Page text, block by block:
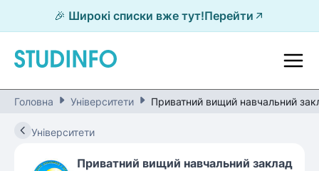
🎉 Широкі списки вже тут!Перейти
Головна Університети Приватний вищий навчальний
Університети
Приватний вищий навчальний заклад